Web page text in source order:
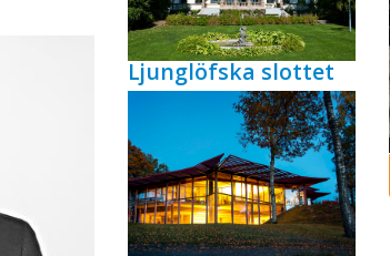
Ljunglöfska slottet